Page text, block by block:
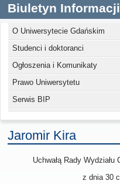
Biuletyn
O Uniwersytecie Gdańskim
Studenci i doktoranci
Ogłoszenia i Komunikaty
Prawo Uniwersytetu
Serwis BIP
Jaromir Kira
Uchwałą Rady
z dnia 30